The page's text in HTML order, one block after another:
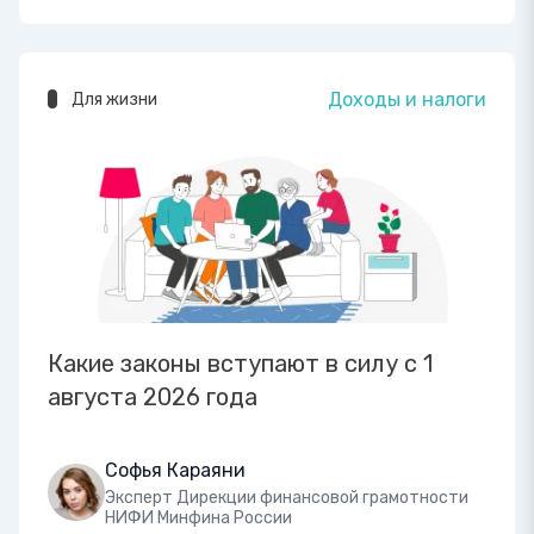
Для жизни Доходы и налоги
Какие законы вступают в силу с 1
августа 2026 года
Софья Караяни
Эксперт Дирекции финансовой грамотности
НИФИ Минфина России